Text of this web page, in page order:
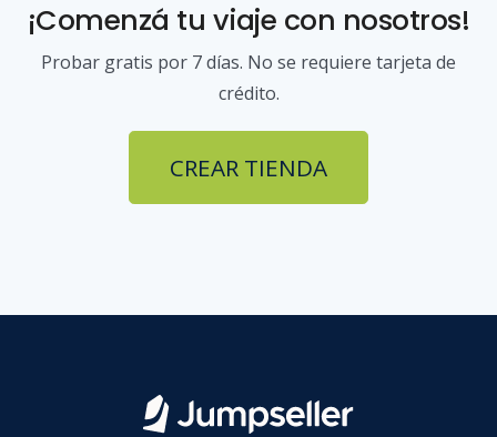
¡Comenzá tu viaje con nosotros!
Probar gratis por 7 días. No se requiere tarjeta de
crédito.
CREAR TIENDA